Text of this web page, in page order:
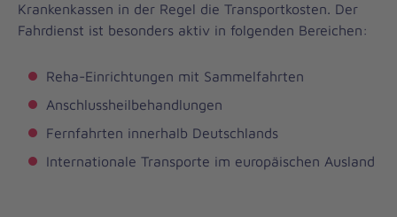
Krankenkassen in der Regel die Transportkosten. Der
Fahrdienst ist besonders aktiv in folgenden Bereichen:
Reha-Einrichtungen mit Sammelfahrten
Anschlussheilbehandlungen
Fernfahrten innerhalb Deutschlands
Internationale Transporte im europäischen Ausland